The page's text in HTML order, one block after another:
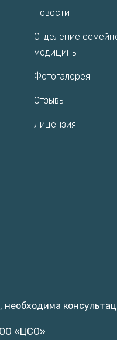
Новости
Отделение
медицины
Фотогалерея
Отзывы
Лицензия
«ЦСО»